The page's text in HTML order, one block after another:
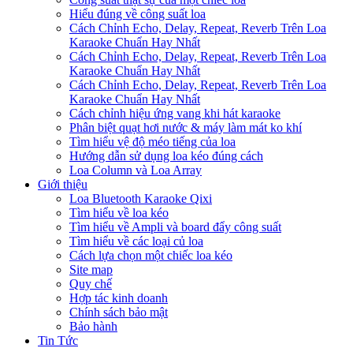
Hiểu đúng về công suất loa
Cách Chỉnh Echo, Delay, Repeat, Reverb Trên Loa
Karaoke Chuẩn Hay Nhất
Cách Chỉnh Echo, Delay, Repeat, Reverb Trên Loa
Karaoke Chuẩn Hay Nhất
Cách Chỉnh Echo, Delay, Repeat, Reverb Trên Loa
Karaoke Chuẩn Hay Nhất
Cách chỉnh hiệu ứng vang khi hát karaoke
Phân biệt quạt hơi nước & máy làm mát ko khí
Tìm hiểu vệ độ méo tiếng của loa
Hướng dẫn sử dụng loa kéo đúng cách
Loa Column và Loa Array
Giới thiệu
Loa Bluetooth Karaoke Qixi
Tìm hiểu về loa kéo
Tìm hiểu về Ampli và board đẩy công suất
Tìm hiểu về các loại củ loa
Cách lựa chọn một chiếc loa kéo
Site map
Quy chế
Hợp tác kinh doanh
Chính sách bảo mật
Bảo hành
Tin Tức